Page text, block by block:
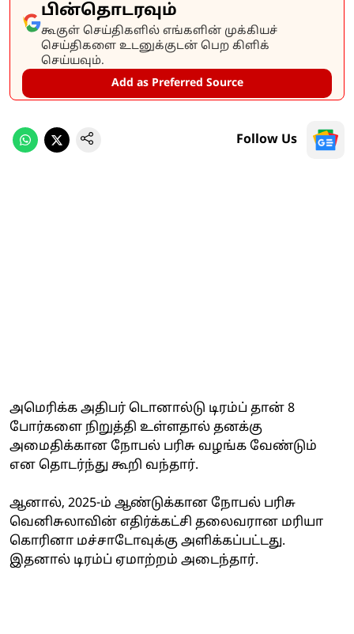
பின்தொடரவும்
கூகுள் செய்திகளில் எங்களின் முக்கியச்
செய்திகளை உடனுக்குடன் பெற கிளிக்
செய்யவும்.
Add as Preferred Source
Follow Us
அமெரிக்க அதிபர் டொனால்டு டிரம்ப் தான் 8
போர்களை நிறுத்தி உள்ளதால் தனக்கு
அமைதிக்கான நோபல் பரிசு வழங்க வேண்டும்
என தொடர்ந்து கூறி வந்தார்.
ஆனால், 2025-ம் ஆண்டுக்கான நோபல் பரிசு
வெனிசுலாவின் எதிர்க்கட்சி தலைவரான மரியா
கொரினா மச்சாடோவுக்கு அளிக்கப்பட்டது.
இதனால் டிரம்ப் ஏமாற்றம் அடைந்தார்.